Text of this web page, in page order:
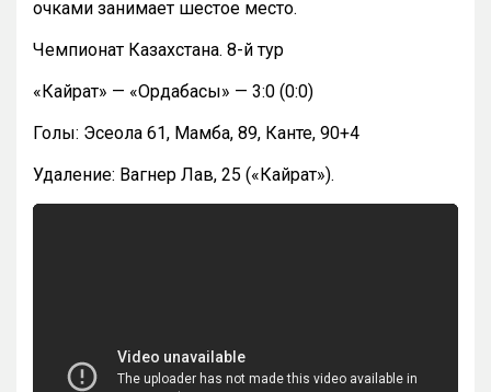
очками занимает шестое место.
Чемпионат Казахстана. 8-й тур
«Кайрат» — «Ордабасы» — 3:0 (0:0)
Голы: Эсеола 61, Мамба, 89, Канте, 90+4
Удаление: Вагнер Лав, 25 («Кайрат»).